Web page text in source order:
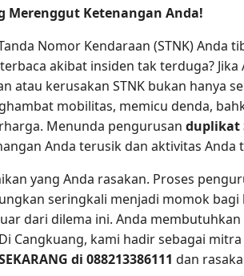
Merenggut Ketenangan Anda!
Nomor Kendaraan (STNK) Anda
akibat insiden tak terduga?
atau kerusakan STNK bukan hanya
mobilitas, memicu denda,
Menunda pengurusan duplikat
Anda terusik dan aktivitas Anda
yang Anda rasakan. Proses
seringkali menjadi momok
dari dilema ini. Anda membutuhkan
Cangkuang, kami hadir sebagai
di 088213386111 dan